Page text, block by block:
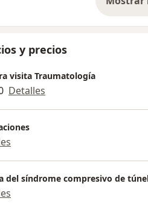
y precios
visita Traumatología
Detalles
del síndrome compresivo de